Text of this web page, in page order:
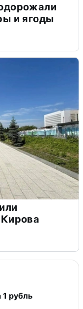
и ягоды
рубль